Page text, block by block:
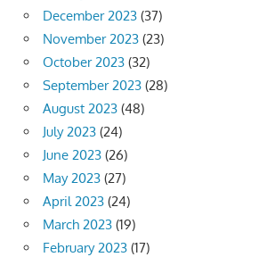
December 2023 (37)
November 2023 (23)
October 2023 (32)
September 2023 (28)
August 2023 (48)
July 2023 (24)
June 2023 (26)
May 2023 (27)
April 2023 (24)
March 2023 (19)
February 2023 (17)